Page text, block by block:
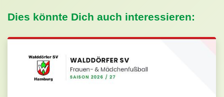
Dies könnte Dich auch interessieren: